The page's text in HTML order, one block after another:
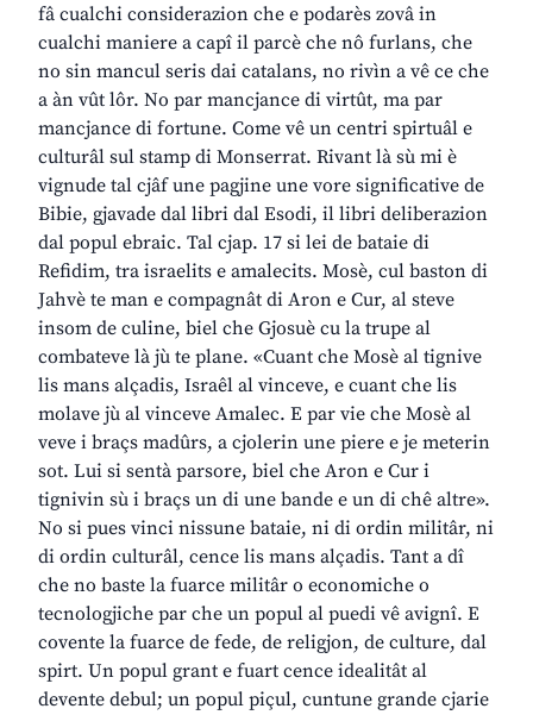
fâ cualchi considerazion che e podarès zovâ in
cualchi maniere a capî il parcè che nô furlans, che
no sin mancul seris dai catalans, no rivìn a vê ce che
a àn vût lôr. No par mancjance di virtût, ma par
mancjance di fortune. Come vê un centri spirtuâl e
culturâl sul stamp di Monserrat. Rivant là sù mi è
vignude tal cjâf une pagjine une vore significative de
Bibie, gjavade dal libri dal Esodi, il libri deliberazion
dal popul ebraic. Tal cjap. 17 si lei de bataie di
Refidim, tra israelits e amalecits. Mosè, cul baston di
Jahvè te man e compagnât di Aron e Cur, al steve
insom de culine, biel che Gjosuè cu la trupe al
combateve là jù te plane. «Cuant che Mosè al tignive
lis mans alçadis, Israêl al vinceve, e cuant che lis
molave jù al vinceve Amalec. E par vie che Mosè al
veve i braçs madûrs, a cjolerin une piere e je meterin
sot. Lui si sentà parsore, biel che Aron e Cur i
tignivin sù i braçs un di une bande e un di chê altre».
No si pues vinci nissune bataie, ni di ordin militâr, ni
di ordin culturâl, cence lis mans alçadis. Tant a dî
che no baste la fuarce militâr o economiche o
tecnologjiche par che un popul al puedi vê avignî. E
covente la fuarce de fede, de religjon, de culture, dal
spirt. Un popul grant e fuart cence idealitât al
devente debul; un popul piçul, cuntune grande cjarie